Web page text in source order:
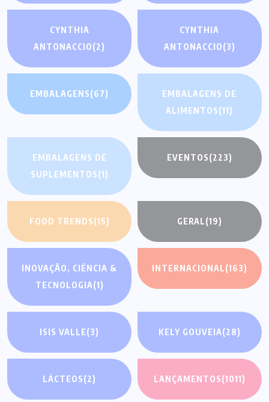
CYNTHIA
ANTONACCIO(2)
CYNTHIA
ANTONACCIO(3)
EMBALAGENS(67)
EMBALAGENS DE
ALIMENTOS(11)
EMBALAGENS DE
SUPLEMENTOS(1)
EVENTOS(223)
FOOD TRENDS(15) GERAL(19)
INOVAÇÃO, CIÊNCIA &
TECNOLOGIA(1)
INTERNACIONAL(163)
ISIS VALLE(3) KELY GOUVEIA(28)
LÁCTEOS(2) LANÇAMENTOS(1011)